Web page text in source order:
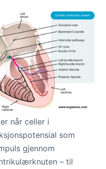
når celler i
som
gjennom
– til